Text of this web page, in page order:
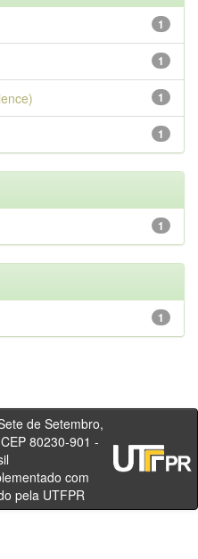
1
1
1
1
1
1
Setembro,
80230-901 -
- Brasil
com
pela UTFPR